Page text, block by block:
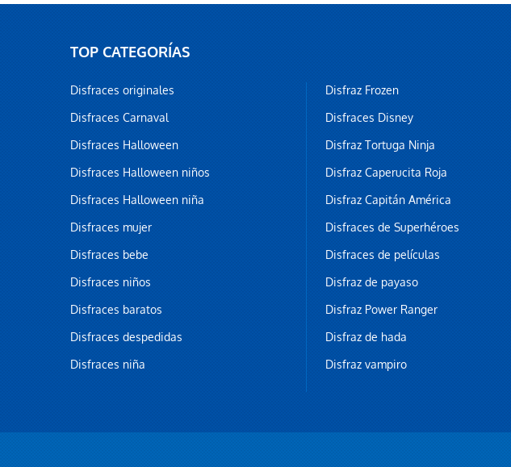
TOP CATEGORÍAS
Disfraces originales
Disfraces Carnaval
Disfraces Halloween
Disfraces Halloween niños
Disfraces Halloween niña
Disfraces mujer
Disfraces bebe
Disfraces niños
Disfraces baratos
Disfraces despedidas
Disfraces niña
Disfraz Frozen
Disfraces Disney
Disfraz Tortuga Ninja
Disfraz Caperucita Roja
Disfraz Capitán América
Disfraces de Superhéroes
Disfraces de películas
Disfraz de payaso
Disfraz Power Ranger
Disfraz de hada
Disfraz vampiro